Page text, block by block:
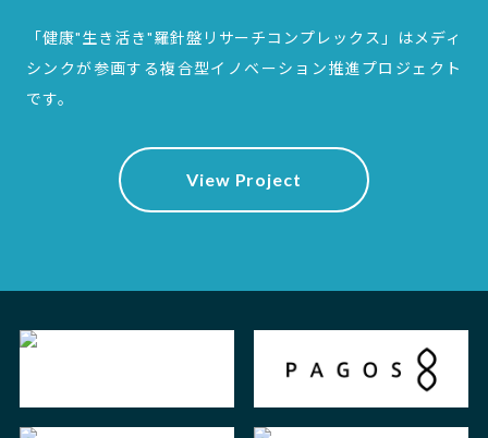
「健康"生き活き"羅針盤リサーチコンプレックス」は メディ
シンクが参画する複合型イノベーション推進プロジェクト
です。
View Project